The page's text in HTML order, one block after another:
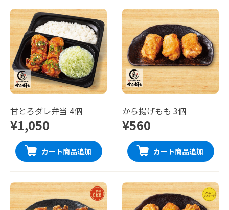
甘とろダレ弁当 4個
¥1,050
カート商品追加
から揚げもも 3個
¥560
カート商品追加